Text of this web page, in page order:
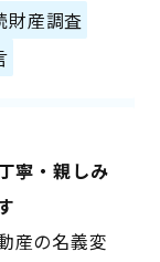
財産調査
寧・親しみ
産の名義変